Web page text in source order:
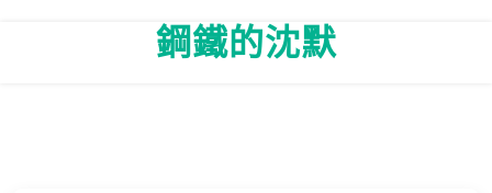
鋼鐵的沈默